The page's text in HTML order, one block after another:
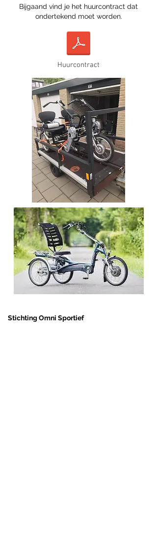
Bijgaand vind je het huurcontract dat
ondertekend moet worden.
Huurcontract
Stichting Omni Sportief